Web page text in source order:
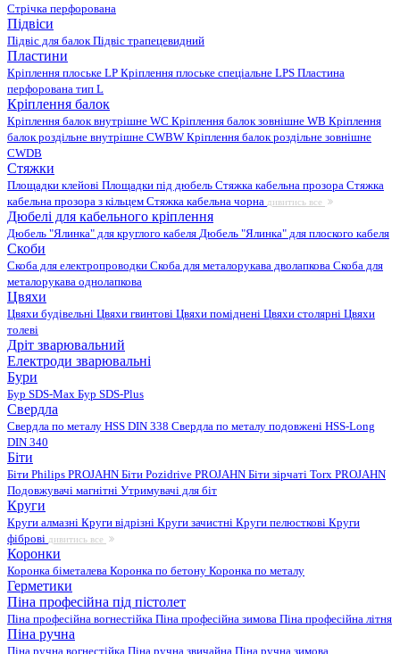
Стрічка перфорована
Підвіси
Підвіс для балокПідвіс трапецевидний
Пластини
Кріплення плоське LP Кріплення плоське спеціальне LPS Пластина
перфорована тип L
Кріплення балок
Кріплення балок внутрішне WC Кріплення балок зовнішне WB Кріплення
балок роздільне внутрішне CWBW Кріплення балок роздільне зовнішне
CWDB
Стяжки
Площадки клейові Площадки під дюбель Стяжка кабельна прозора Стяжка
кабельна прозора з кільцем Стяжка кабельна чорна дивитись все
Дюбелі для кабельного кріплення
Дюбель "Ялинка" для круглого кабеля Дюбель "Ялинка" для плоского кабеля
Скоби
Скоба для електропроводки Скоба для металорукава дволапкова Скоба для
металорукава однолапкова
Цвяхи
Цвяхи будівельні Цвяхи гвинтові Цвяхи поміднені Цвяхи столярні Цвяхи
толеві
Дріт зварювальний
Електроди зварювальні
Бури
Бур SDS-Max Бур SDS-Plus
Свердла
Свердла по металу HSS DIN 338 Свердла по металу подовжені HSS-Long
DIN 340
Біти
Біти Philips PROJAHN Біти Pozidrive PROJAHN Біти зірчаті Torx PROJAHN
Подовжувачі магнітні Утримувачі для біт
Круги
Круги алмазні Круги відрізні Круги зачистні Круги пелюсткові Круги
фіброві дивитись все
Коронки
Коронка біметалева Коронка по бетону Коронка по металу
Герметики
Піна професійна під пістолет
Піна професійна вогнестійка Піна професійна зимова Піна професійна літня
Піна ручна
Піна ручна вогнестійка Піна ручна звичайна Піна ручна зимова